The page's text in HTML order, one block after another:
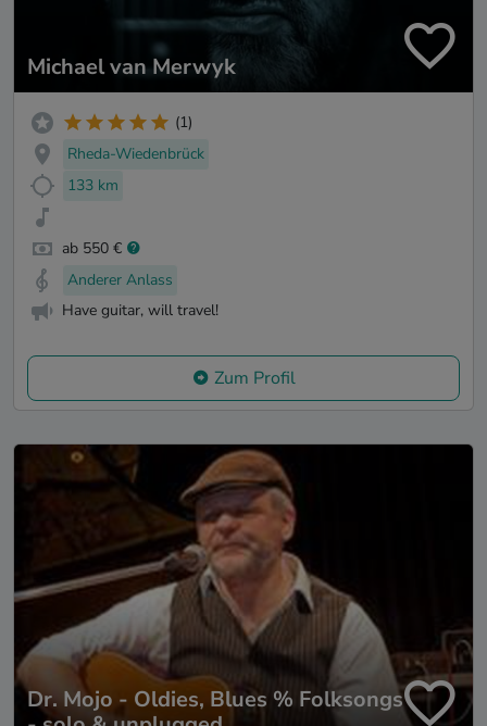
Michael van Merwyk
(1)
Rheda-Wiedenbrück
133 km
ab 550 €
Anderer Anlass
Have guitar, will travel!
Zum Profil
Dr. Mojo - Oldies, Blues % Folksongs